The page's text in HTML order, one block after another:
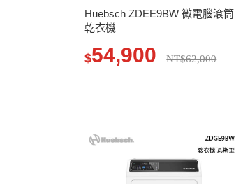
Huebsch ZDEE9BW 微電腦滾筒
乾衣機
$54,900 NT$62,000